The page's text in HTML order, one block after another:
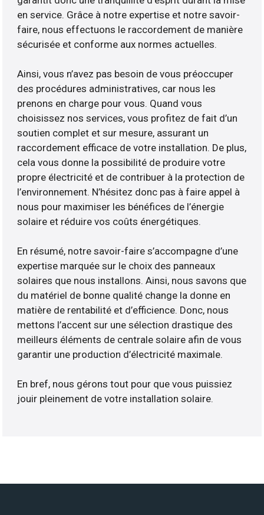
en service. Grâce à notre expertise et notre savoir-
faire, nous effectuons le raccordement de manière
sécurisée et conforme aux normes actuelles.
Ainsi, vous n’avez pas besoin de vous préoccuper
des procédures administratives, car nous les
prenons en charge pour vous. Quand vous
choisissez nos services, vous profitez de fait d’un
soutien complet et sur mesure, assurant un
raccordement efficace de votre installation. De plus,
cela vous donne la possibilité de produire votre
propre électricité et de contribuer à la protection de
l’environnement. N’hésitez donc pas à faire appel à
nous pour maximiser les bénéfices de l’énergie
solaire et réduire vos coûts énergétiques.
En résumé, notre savoir-faire s’accompagne d’une
expertise marquée sur le choix des panneaux
solaires que nous installons. Ainsi, nous savons que
du matériel de bonne qualité change la donne en
matière de rentabilité et d’efficience. Donc, nous
mettons l’accent sur une sélection drastique des
meilleurs éléments de centrale solaire afin de vous
garantir une production d’électricité maximale.
En bref, nous gérons tout pour que vous puissiez
jouir pleinement de votre installation solaire.